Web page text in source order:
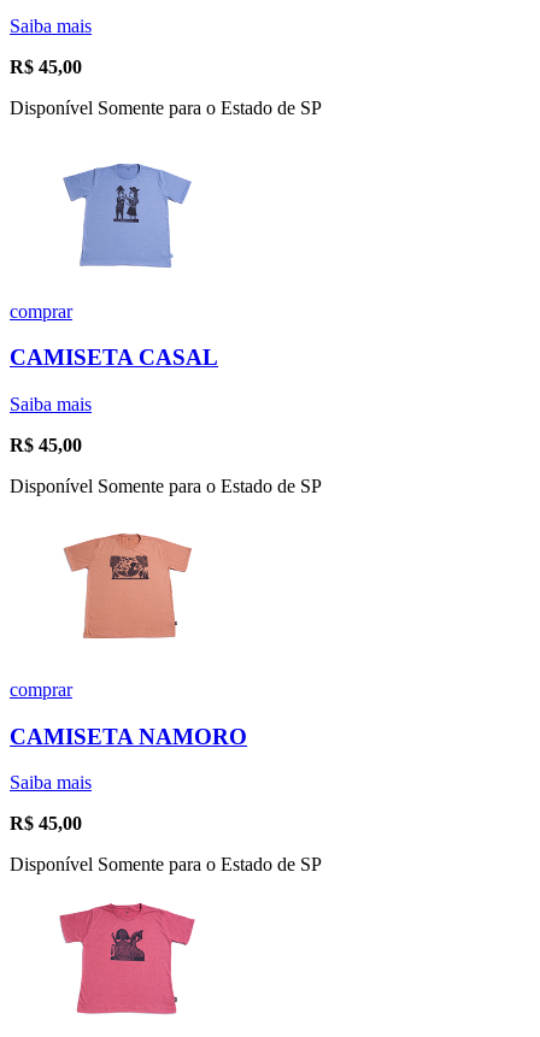
Saiba mais
R$ 45,00
Disponível Somente para o Estado de SP
comprar
CAMISETA CASAL
Saiba mais
R$ 45,00
Disponível Somente para o Estado de SP
comprar
CAMISETA NAMORO
Saiba mais
R$ 45,00
Disponível Somente para o Estado de SP